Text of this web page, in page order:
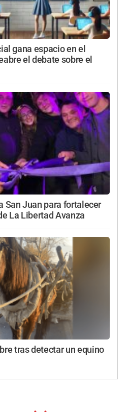
gana espacio en el
el debate sobre el
San Juan para fortalecer
La Libertad Avanza
tras detectar un equino